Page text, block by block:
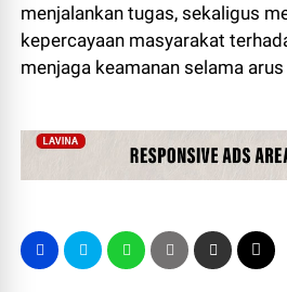
menjalankan tugas, sekaligus
kepercayaan masyarakat
menjaga keamanan selama